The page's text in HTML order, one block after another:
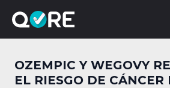
OZEMPIC Y WEGOVY
EL RIESGO DE